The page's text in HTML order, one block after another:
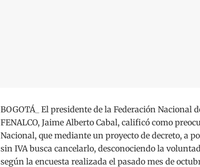
BOGOTÁ_ El presidente de la Federación Nacional
FENALCO, Jaime Alberto Cabal, calificó como
Nacional, que mediante un proyecto de decreto, a
sin IVA busca cancelarlo, desconociendo la
según la encuesta realizada el pasado mes de